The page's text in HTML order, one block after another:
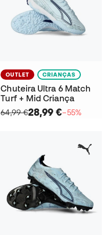
OUTLET CRIANÇAS
Chuteira Ultra 6 Match
Turf + Mid Criança
64,99 €28,99 €−55%